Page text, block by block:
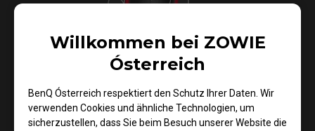
Willkommen bei ZOWIE
Ósterreich
BenQ Ósterreich respektiert den Schutz Ihrer Daten. Wir
verwenden Cookies und ähnliche Technologien, um
sicherzustellen, dass Sie beim Besuch unserer Website die
Konkaves Design